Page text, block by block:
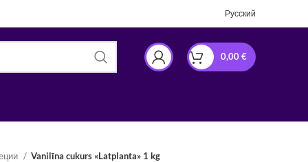
Русский
0,00€
Vanilīna cukurs «Latplanta» 1 kg